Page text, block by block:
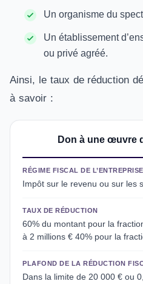
Un organisme du
Un établissement
ou privé agréé.
Ainsi, le taux de réduction
à savoir :
Don à une œuvre
RÉGIME FISCAL DE L’ENTREPRISE
Impôt sur le revenu ou sur les
TAUX DE RÉDUCTION
60% du montant pour la
à 2 millions € 40% pour la
PLAFOND DE LA RÉDUCTION
Dans la limite de 20 000 € ou